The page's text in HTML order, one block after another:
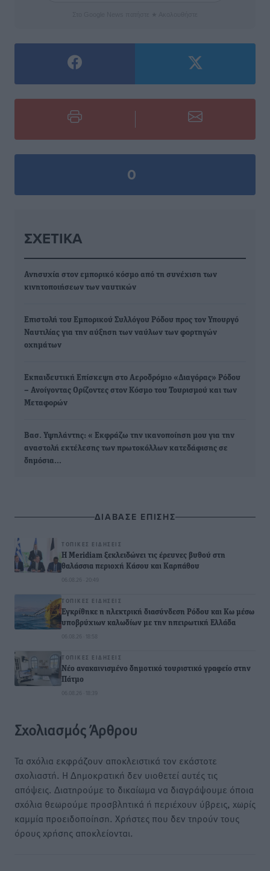
0
ΣΧΕΤΙΚΆ
Ανησυχία στον εμπορικό κόσμο από τη συνέχιση των
κινητοποιήσεων των ναυτικών
Επιστολή του Εμπορικού Συλλόγου Ρόδου προς τον Υπουργό
Ναυτιλίας για την αύξηση των ναύλων των φορτηγών
οχημάτων
Εκπαιδευτική Επίσκεψη στο Αεροδρόμιο «Διαγόρας» Ρόδου
– Ανοίγοντας Ορίζοντες στον Κόσμο του Τουρισμού και των
Μεταφορών
Βασ. Υψηλάντης: « Εκφράζω την ικανοποίηση μου για την
αναστολή εκτέλεσης των πρωτοκόλλων κατεδάφισης σε
δημόσια…
ΔΙΑΒΑΣΕ ΕΠΙΣΗΣ
ΤΟΠΙΚΈΣ ΕΙΔΉΣΕΙΣ
Η Meridiam ξεκλειδώνει τις έρευνες βυθού στη
θαλάσσια περιοχή Κάσου και Καρπάθου
06.08.26 · 20:49
ΤΟΠΙΚΈΣ ΕΙΔΉΣΕΙΣ
Εγκρίθηκε η ηλεκτρική διασύνδεση Ρόδου και Κω μέσω
υποβρύχιων καλωδίων με την ηπειρωτική Ελλάδα
06.08.26 · 18:58
ΤΟΠΙΚΈΣ ΕΙΔΉΣΕΙΣ
Νέο ανακαινισμένο δημοτικό τουριστικό γραφείο στην
Πάτμο
06.08.26 · 18:39
Σχολιασμός Άρθρου
Τα σχόλια εκφράζουν αποκλειστικά τον εκάστοτε
σχολιαστή. Η Δημοκρατική δεν υιοθετεί αυτές τις
απόψεις. Διατηρούμε το δικαίωμα να διαγράψουμε όποια
σχόλια θεωρούμε προσβλητικά ή περιέχουν ύβρεις, χωρίς
καμμία προειδοποίηση. Χρήστες που δεν τηρούν τους
όρους χρήσης αποκλείονται.